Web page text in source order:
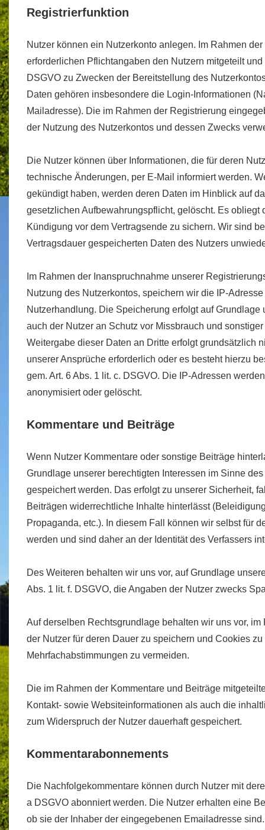
Registrierfunktion
Nutzer können ein Nutzerkonto anlegen. Im Rahmen
erforderlichen Pflichtangaben den Nutzern mitgeteilt
DSGVO zu Zwecken der Bereitstellung des
Daten gehören insbesondere die Login-Informationen
Mailadresse). Die im Rahmen der Registrierung
der Nutzung des Nutzerkontos und dessen Zwecks
Die Nutzer können über Informationen, die für deren
technische Änderungen, per E-Mail informiert werden.
gekündigt haben, werden deren Daten im Hinblick auf
gesetzlichen Aufbewahrungspflicht, gelöscht. Es obliegt
Kündigung vor dem Vertragsende zu sichern. Wir sind
Vertragsdauer gespeicherten Daten des Nutzers
Im Rahmen der Inanspruchnahme unserer
Nutzung des Nutzerkontos, speichern wir die IP-
Nutzerhandlung. Die Speicherung erfolgt auf Grundlage
auch der Nutzer an Schutz vor Missbrauch und
Weitergabe dieser Daten an Dritte erfolgt grundsätzlich
unserer Ansprüche erforderlich oder es besteht hierzu
gem. Art. 6 Abs. 1 lit. c. DSGVO. Die IP-Adressen
anonymisiert oder gelöscht.
Kommentare und Beiträge
Wenn Nutzer Kommentare oder sonstige Beiträge
Grundlage unserer berechtigten Interessen im Sinne
gespeichert werden. Das erfolgt zu unserer Sicherheit,
Beiträgen widerrechtliche Inhalte hinterlässt
Propaganda, etc.). In diesem Fall können wir selbst für
werden und sind daher an der Identität des Verfassers
Des Weiteren behalten wir uns vor, auf Grundlage
Abs. 1 lit. f. DSGVO, die Angaben der Nutzer zwecks
Auf derselben Rechtsgrundlage behalten wir uns vor,
der Nutzer für deren Dauer zu speichern und Cookies
Mehrfachabstimmungen zu vermeiden.
Die im Rahmen der Kommentare und Beiträge
Kontakt- sowie Websiteinformationen als auch die
zum Widerspruch der Nutzer dauerhaft gespeichert.
Kommentarabonnements
Die Nachfolgekommentare können durch Nutzer mit
a DSGVO abonniert werden. Die Nutzer erhalten eine
ob sie der Inhaber der eingegebenen Emailadresse